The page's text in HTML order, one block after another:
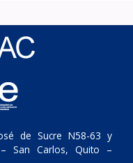
de Sucre N58-63 y
San Carlos, Quito –